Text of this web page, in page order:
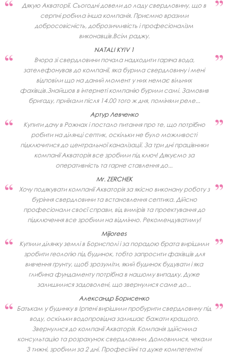
Дякую Акваторії. Сьогодні довели до ладу свердловину, що в
серпні робила інша компанія. Приємно вразили
добросовісність, доброзичливість і професіоналізм
виконавців.Всім раджу.
NATALI KYIV 1
Вчора зі свердловини почала надходити гаряча вода,
зателефонував до компанії, яка бурила свердловину і мені
відповіли що на даний момент у них немає вільних
фахівців.Знайшов в інтернеті компанію бурили самі. Замовив
бригаду, приїхали після 14.00 того ж дня, поміняли реле...
Артур Левченко
Купити дачу в Рожнах і постало питання про те, що потрібно
робити на ділянці септик, оскільки не було можливості
підключитися до центральної каналізації. За три дні працівники
компанії Акваторія все зробили під ключ! Дякуємо за
оперативність та гарне ставлення до...
Mr. ZERCHEK
Хочу подякувати компанії Акваторія за якісно виконану роботу з
буріння свердловини та встановлення септика. Дійсно
професіонали своєї справи, від вимірів та проектування до
підключення все зробили на відмінно. Рекомендуватиму!
Mijiorees
Купили ділянку землі в Борисполі і за порадою брата вирішили
зробити геологію під будинок, тобто запросити фахівців для
вивчення ґрунту, щоб зрозуміти, який будинок будувати і яка
глибина фундаменту потрібна в нашому випадку. Дуже
залишилися задоволені, що звернулися саме до...
Александр Борисенко
Батькам у будинку в Ірпені вирішили пробурити свердловину під
воду, оскільки водопровідна залишає бажати кращого.
Звернулися до компанії Акваторія. Компанія здійснила
консультацію та розрахунок свердловини. Домовилися, чекали
3 тижні, зробили за 2 дні. Професійні та дуже компетентні